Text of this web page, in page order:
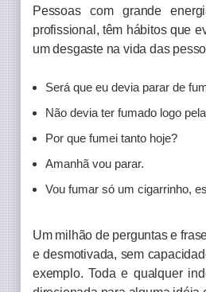
Pessoas com grande
profissional, têm hábitos que
um desgaste na vida das
Será que eu devia parar de
Não devia ter fumado logo
Por que fumei tanto hoje?
Amanhã vou parar.
Vou fumar só um cigarrinho,
Um milhão de perguntas e
e desmotivada, sem
exemplo. Toda e qualquer